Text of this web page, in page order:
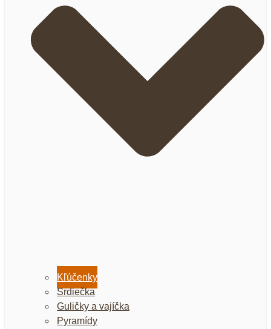
Kľúčenky
Srdiečka
Guličky a vajíčka
Pyramídy